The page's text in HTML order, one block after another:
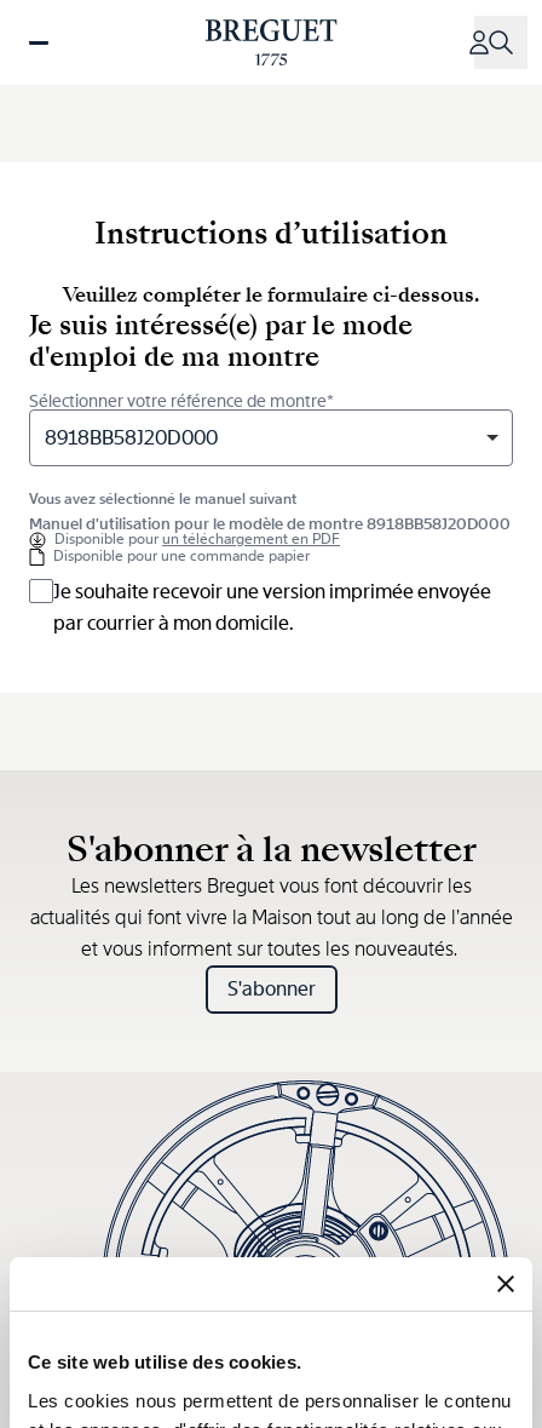
Ce site web utilise des cookies.
Les cookies nous permettent de personnaliser le contenu
Instructions d’utilisation
Veuillez compléter le formulaire ci-dessous.
Je suis intéressé(e) par le mode
d'emploi de ma montre
Sélectionner votre référence de montre*
8918BB58J20D000
Vous avez sélectionné le manuel suivant
Manuel d'utilisation pour le modèle de montre 8918BB58J20D000
Disponible pourun téléchargement en PDF
Disponible pour une commande papier
Je souhaite recevoir une version imprimée envoyée
par courrier à mon domicile.
S'abonner à la newsletter
Les newsletters Breguet vous font découvrir les
actualités qui font vivre la Maison tout au long de l’année
et vous informent sur toutes les nouveautés.
S'abonner